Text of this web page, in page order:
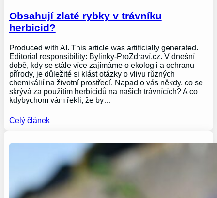
Obsahují zlaté rybky v trávníku
herbicid?
Produced with AI. This article was artificially generated.
Editorial responsibility: Bylinky-ProZdraví.cz. V dnešní
době, kdy se stále více zajímáme o ekologii a ochranu
přírody, je důležité si klást otázky o vlivu různých
chemikálií na životní prostředí. Napadlo vás někdy, co se
skrývá za použitím herbicidů na našich trávnících? A co
kdybychom vám řekli, že by…
Celý článek